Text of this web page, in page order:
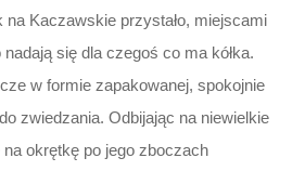
Kaczawskie przystało, miejscami
nadają się dla czegoś co ma kółka.
w formie zapakowanej, spokojnie
zwiedzania. Odbijając na niewielkie
okrętkę po jego zboczach